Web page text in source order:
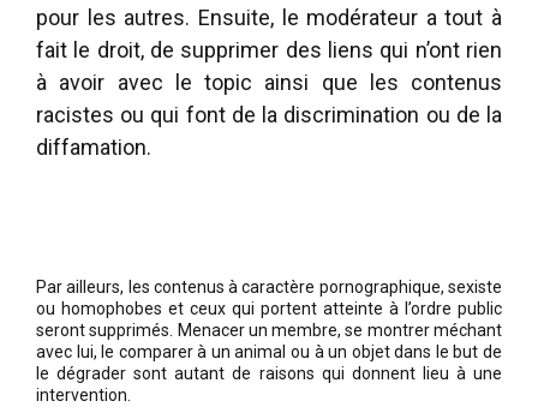
pour les autres. Ensuite, le modérateur a tout à
fait le droit, de supprimer des liens qui n’ont rien
à avoir avec le topic ainsi que les contenus
racistes ou qui font de la discrimination ou de la
diffamation.
Par ailleurs, les contenus à caractère pornographique, sexiste
ou homophobes et ceux qui portent atteinte à l’ordre public
seront supprimés. Menacer un membre, se montrer méchant
avec lui, le comparer à un animal ou à un objet dans le but de
le dégrader sont autant de raisons qui donnent lieu à une
intervention.